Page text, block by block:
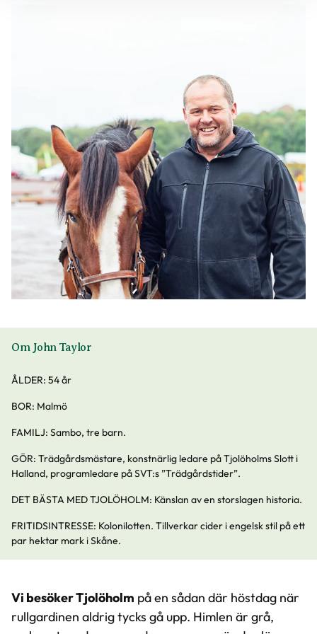
Om John Taylor
ÅLDER: 54 år
BOR: Malmö
FAMILJ: Sambo, tre barn.
GÖR: Trädgårdsmästare, konstnärlig ledare på Tjolöholms Slott i
Halland, programledare på SVT:s ”Trädgårdstider”.
DET BÄSTA MED TJOLÖHOLM: Känslan av en storslagen historia.
FRITIDSINTRESSE: Kolonilotten. Tillverkar cider i engelsk stil på ett
par hektar mark i Skåne.
Vi besöker Tjolöholm på en sådan där höstdag när
rullgardinen aldrig tycks gå upp. Himlen är grå,